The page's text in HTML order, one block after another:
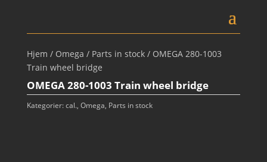
Hjem / Omega / Parts in stock/ OMEGA 280-1003
Train wheel bridge
OMEGA 280-1003 Train wheel bridge
Kategorier:cal., Omega, Parts in stock